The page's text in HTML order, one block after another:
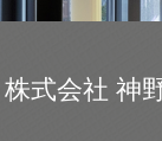
株式会社 神